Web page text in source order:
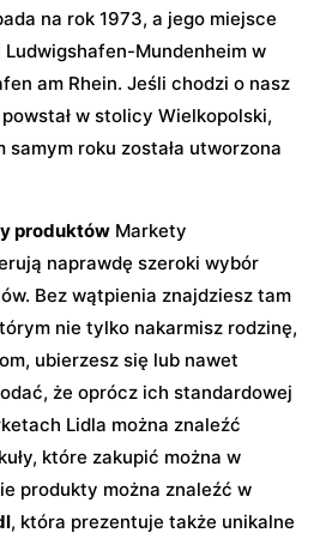
na rok 1973, a jego miejsce
Ludwigshafen-Mundenheim w
am Rhein. Jeśli chodzi o nasz
w stolicy Wielkopolski,
roku została utworzona
produktów Markety
naprawdę szeroki wybór
Bez wątpienia znajdziesz tam
nie tylko nakarmisz rodzinę,
ubierzesz się lub nawet
że oprócz ich standardowej
Lidla można znaleźć
które zakupić można w
produkty można znaleźć w
, która prezentuje także unikalne